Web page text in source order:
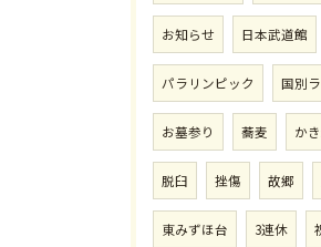
お知らせ 日本武道館
パラリンピック 国別
お墓参り 蕎麦 か
脱臼 挫傷 故郷
東みずほ台 3連休